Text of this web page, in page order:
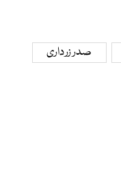
صدر زرداری